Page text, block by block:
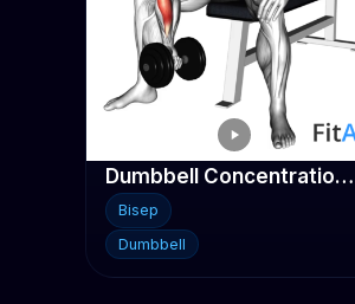
Dumbbell Concentration Curl
Bisep
Dumbbell